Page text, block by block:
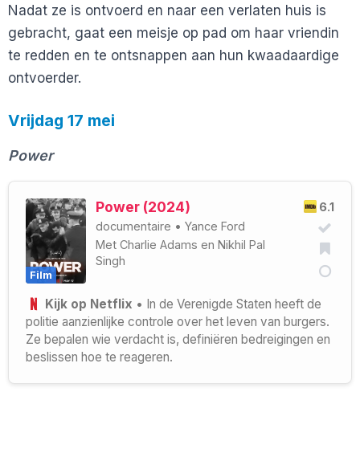
Nadat ze is ontvoerd en naar een verlaten huis is
gebracht, gaat een meisje op pad om haar vriendin
te redden en te ontsnappen aan hun kwaadaardige
ontvoerder.
Vrijdag 17 mei
Power
Film
6.1
Power (2024)
documentaire • Yance Ford
Met Charlie Adams en Nikhil Pal
Singh
Kijk op Netflix • In de Verenigde Staten heeft de
politie aanzienlijke controle over het leven van burgers.
Ze bepalen wie verdacht is, definiëren bedreigingen en
beslissen hoe te reageren.